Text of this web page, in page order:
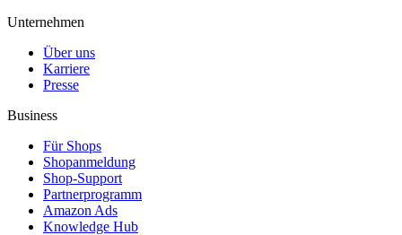
Unternehmen
Über uns
Karriere
Presse
Business
Für Shops
Shopanmeldung
Shop-Support
Partnerprogramm
Amazon Ads
Knowledge Hub